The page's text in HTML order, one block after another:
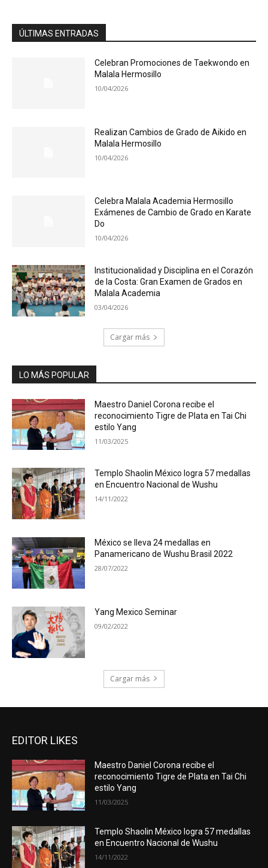
ÚLTIMAS ENTRADAS
Celebran Promociones de Taekwondo en
Malala Hermosillo
10/04/2026
Realizan Cambios de Grado de Aikido en
Malala Hermosillo
10/04/2026
Celebra Malala Academia Hermosillo
Exámenes de Cambio de Grado en Karate
Do
10/04/2026
Institucionalidad y Disciplina en el Corazón
de la Costa: Gran Examen de Grados en
Malala Academia
03/04/2026
Cargar más
LO MÁS POPULAR
Maestro Daniel Corona recibe el
reconocimiento Tigre de Plata en Tai Chi
estilo Yang
11/03/2025
Templo Shaolin México logra 57 medallas
en Encuentro Nacional de Wushu
14/11/2022
México se lleva 24 medallas en
Panamericano de Wushu Brasil 2022
28/07/2022
Yang Mexico Seminar
09/02/2022
Cargar más
EDITOR LIKES
Maestro Daniel Corona recibe el
reconocimiento Tigre de Plata en Tai Chi
estilo Yang
11/03/2025
Templo Shaolin México logra 57 medallas
en Encuentro Nacional de Wushu
14/11/2022